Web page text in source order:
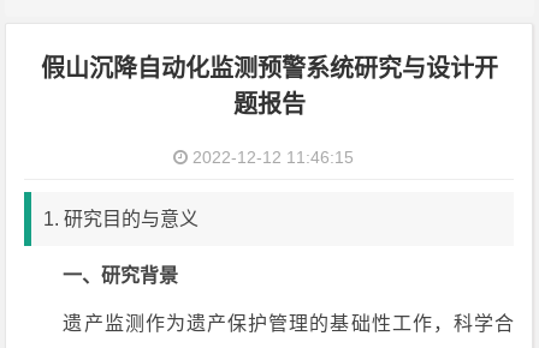
假山沉降自动化监测预警系统研究与设计开
题报告
2022-12-12 11:46:15
1. 研究目的与意义
一、研究背景
遗产监测作为遗产保护管理的基础性工作，科学合